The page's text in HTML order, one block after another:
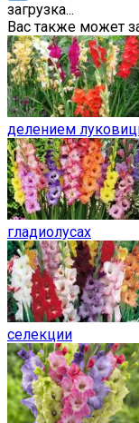
загрузка...
Вас также может
делением
гладиолусах
селекции